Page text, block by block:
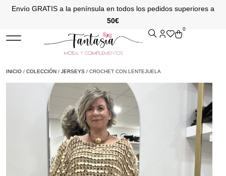
Envío GRATIS a la península en todos los pedidos superiores a
50€
0
INICIO / COLECCIÓN / JERSEYS / CROCHET CON LENTEJUELA